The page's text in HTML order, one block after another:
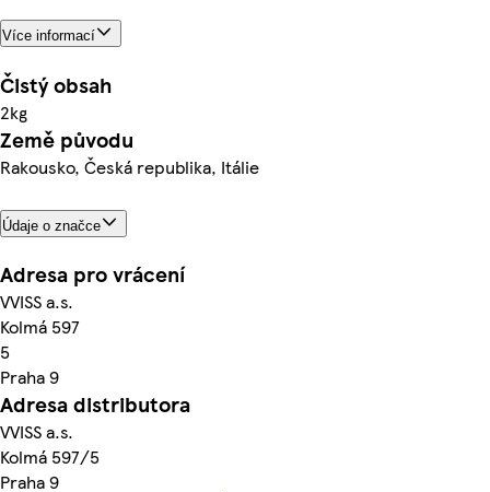
Více informací
Čistý obsah
2kg
Země původu
Rakousko, Česká republika, Itálie
Údaje o značce
Adresa pro vrácení
VVISS a.s.
Kolmá 597
5
Praha 9
Adresa distributora
VVISS a.s.
Kolmá 597/5
Praha 9